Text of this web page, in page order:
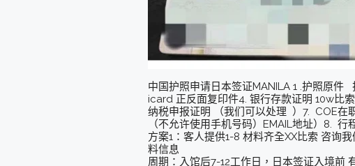
中国护照申请日本签证MANILA 1 .护照原件
icard 正反面复印件4. 银行存款证明 10w比
纳税申报证明 （我们可以处理 ）7. COE在
（不允许使用手机号码）EMAIL地址）8. 行
方案1：客人提供1-8 材料齐全XX比索 咨询
料信息
周期：入馆后7-12工作日，日本签证入境前